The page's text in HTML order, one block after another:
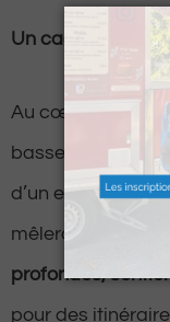
Un cadre naturel
Au cœur des
basse Vallée de
d’un
mêleront
pistes,
profondes,
pour des